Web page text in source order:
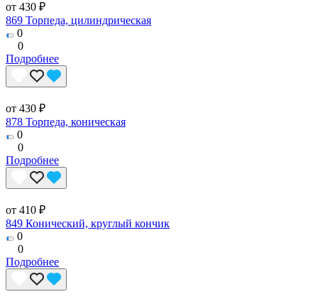
от 430 ₽
869 Торпеда, цилиндрическая
0
0
Подробнее
от 430 ₽
878 Торпеда, коническая
0
0
Подробнее
от 410 ₽
849 Конический, круглый кончик
0
0
Подробнее